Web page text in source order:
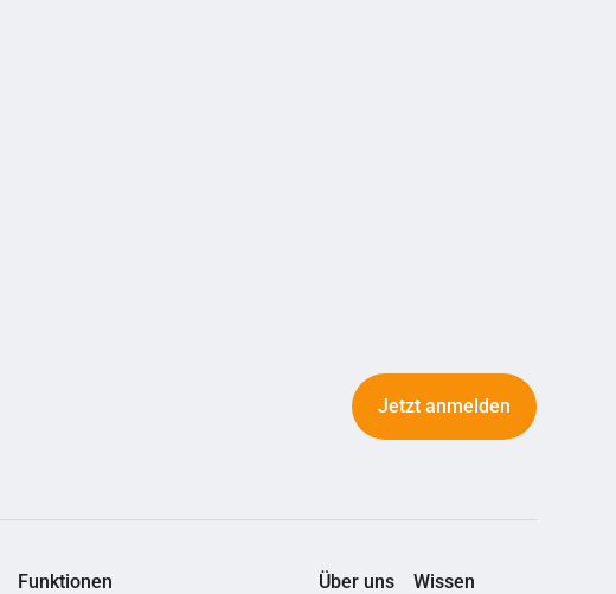
Jetzt anmelden
Funktionen Über uns Wissen